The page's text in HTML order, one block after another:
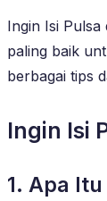
Ingin Isi
paling baik
berbagai tips
Ingin Isi
1. Apa Itu